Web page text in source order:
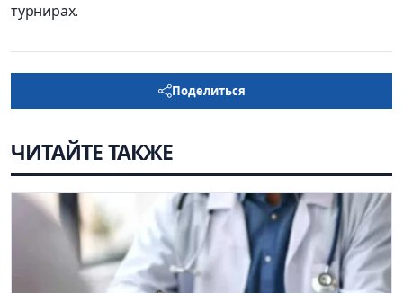
турнирах.
Поделиться
ЧИТАЙТЕ ТАКЖЕ